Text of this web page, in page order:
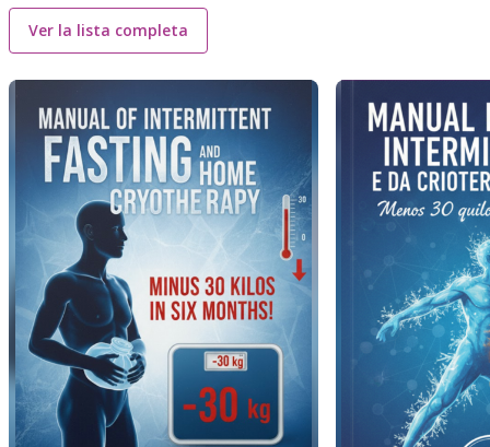
Ver la lista completa